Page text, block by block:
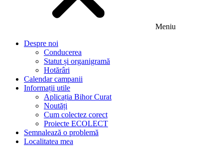
Meniu
Despre noi
Conducerea
Statut și organigramă
Hotărâri
Calendar campanii
Informații utile
Aplicația Bihor Curat
Noutăți
Cum colectez corect
Proiecte ECOLECT
Semnalează o problemă
Localitatea mea